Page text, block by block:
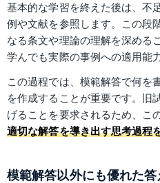
基本的な学習を終えた後は、不
例や文献を参照します。この段
なる条文や理論の理解を深める
学んでも実際の事例への適用能
この過程では、模範解答で何を
を作成することが重要です。旧
げることを要求されるため、こ
適切な解答を導き出す思考過程
模範解答以外にも優れた